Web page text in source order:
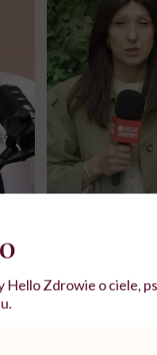
o
Instrukcja". Tym
Zdrowie o ciele,